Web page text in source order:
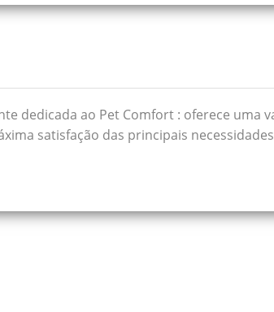
dedicada ao Pet Comfort : oferece uma
satisfação das principais